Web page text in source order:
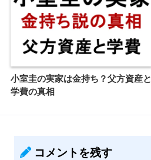
小室圭の実家は金持ち？父方資産と
学費の真相
コメントを残す